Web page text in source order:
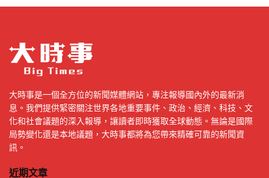
大時事是一個全方位的新聞媒體網站，專注報導國內外的最新消
息。我們提供緊密關注世界各地重要事件、政治、經濟、科技、文
化和社會議題的深入報導，讓讀者即時獲取全球動態。無論是國際
局勢變化還是本地議題，大時事都將為您帶來精確可靠的新聞資
訊。
近期文章